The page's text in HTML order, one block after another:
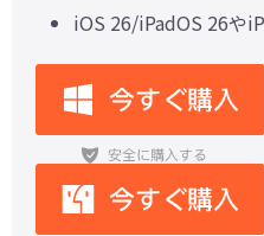
iOS 26/iPadOS 26や